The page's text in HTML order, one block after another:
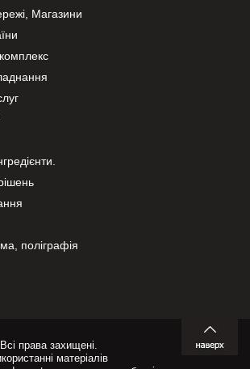
Магазини
поліграфія
права захищені.
матеріалів